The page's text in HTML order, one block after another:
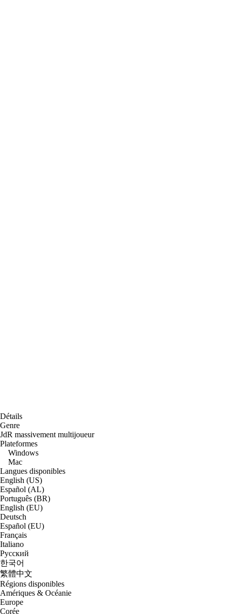
Détails
Genre
JdR massivement multijoueur
Plateformes
Windows
Mac
Langues disponibles
English (US)
Español (AL)
Português (BR)
English (EU)
Deutsch
Español (EU)
Français
Italiano
Русский
한국어
繁體中文
Régions disponibles
Amériques & Océanie
Europe
Corée